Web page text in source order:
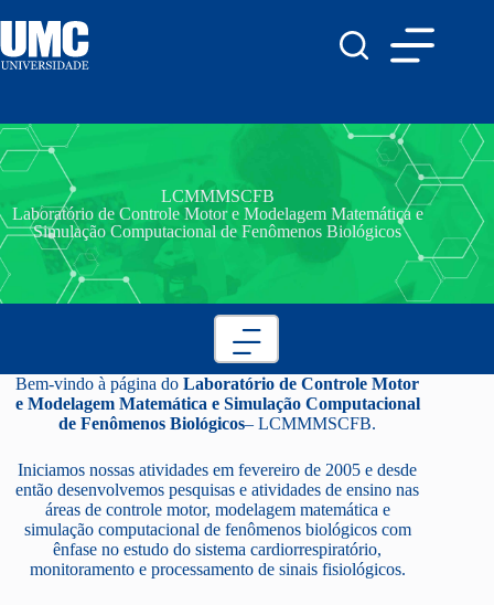
LCMMMSCFB
Laboratório de Controle Motor e Modelagem Matemática e
Simulação Computacional de Fenômenos Biológicos
Bem-vindo à página doLaboratório de Controle Motor
e Modelagem Matemática e Simulação Computacional
de Fenômenos Biológicos– LCMMMSCFB.
Iniciamos nossas atividades em fevereiro de 2005 e desde
então desenvolvemos pesquisas e atividades de ensino nas
áreas de controle motor, modelagem matemática e
simulação computacional de fenômenos biológicos com
ênfase no estudo do sistema cardiorrespiratório,
monitoramento e processamento de sinais fisiológicos.